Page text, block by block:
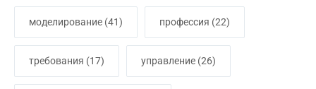
моделирование (41) профессия (22)
требования (17) управление (26)